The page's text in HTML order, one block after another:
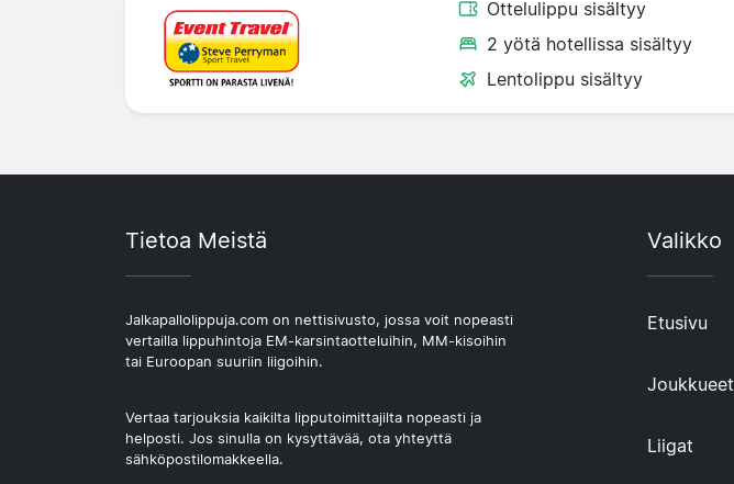
Ottelulippu sisältyy
2 yötä hotellissa sisältyy
Lentolippu sisältyy
Tietoa Meistä
Jalkapallolippuja.com on nettisivusto, jossa voit nopeasti
vertailla lippuhintoja EM-karsintaotteluihin, MM-kisoihin
tai Euroopan suuriin liigoihin.
Vertaa tarjouksia kaikilta lipputoimittajilta nopeasti ja
helposti. Jos sinulla on kysyttävää, ota yhteyttä
sähköpostilomakkeella.
Valikko
Etusivu
Joukkueet
Liigat